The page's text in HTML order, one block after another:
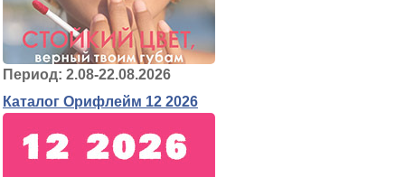
Период: 2.08-22.08.2026
Каталог Орифлейм 12 2026